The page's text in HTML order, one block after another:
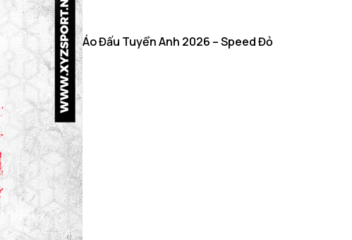
Áo Đấu Tuyển Anh 2026 – Speed Đỏ